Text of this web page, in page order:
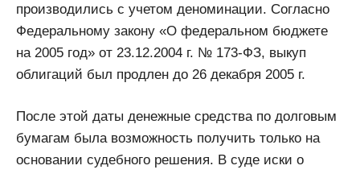
производились с учетом деноминации. Согласно
Федеральному закону «О федеральном бюджете
на 2005 год» от 23.12.2004 г. № 173-ФЗ, выкуп
облигаций был продлен до 26 декабря 2005 г.
После этой даты денежные средства по долговым
бумагам была возможность получить только на
основании судебного решения. В суде иски о